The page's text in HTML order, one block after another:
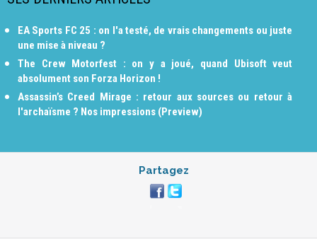
EA Sports FC 25 : on l'a testé, de vrais changements ou juste
une mise à niveau ?
The Crew Motorfest : on y a joué, quand Ubisoft veut
absolument son Forza Horizon !
Assassin’s Creed Mirage : retour aux sources ou retour à
l'archaïsme ? Nos impressions (Preview)
Partagez